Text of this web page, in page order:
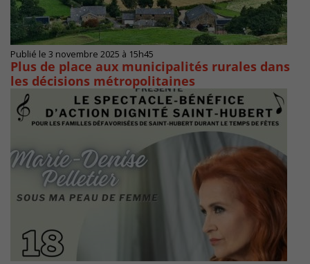
Publié le 3 novembre 2025 à 15h45
Plus de place aux municipalités rurales dans
les décisions métropolitaines